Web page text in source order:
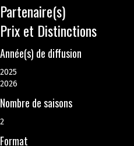
Partenaire(s)
Prix et Distinctions
Année(s) de diffusion
2025
2026
Nombre de saisons
2
Format